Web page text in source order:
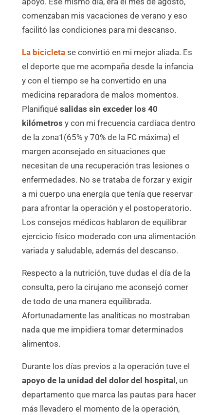
comenzaban mis vacaciones de verano y eso
facilitó las condiciones para mi descanso.
La bicicletase convirtió en mi mejor aliada. Es
el deporte que me acompaña desde la infancia
y con el tiempo se ha convertido en una
medicina reparadora de malos momentos.
Planifiqué salidas sin exceder los 40
kilómetros y con mi frecuencia cardiaca dentro
de la zona1(65% y 70% de la FC máxima) el
margen aconsejado en situaciones que
necesitan de una recuperación tras lesiones o
enfermedades. No se trataba de forzar y exigir
a mi cuerpo una energía que tenía que reservar
para afrontar la operación y el postoperatorio.
Los consejos médicos hablaron de equilibrar
ejercicio físico moderado con una alimentación
variada y saludable, además del descanso.
Respecto a la nutrición, tuve dudas el día de la
consulta, pero la cirujano me aconsejó comer
de todo de una manera equilibrada.
Afortunadamente las analíticas no mostraban
nada que me impidiera tomar determinados
alimentos.
Durante los días previos a la operación tuve el
apoyo de la unidad del dolor del hospital , un
departamento que marca las pautas para hacer
más llevadero el momento de la operación,